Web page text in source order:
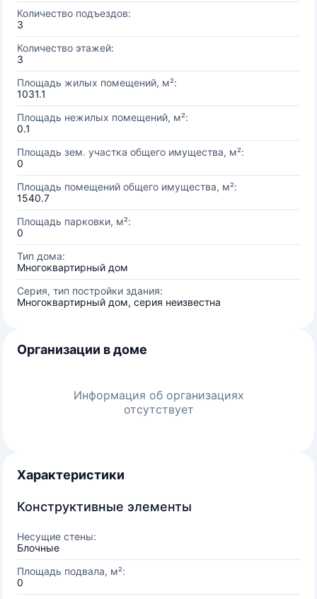
Количество подъездов:
3
Количество этажей:
3
Площадь жилых помещений, м²:
1031.1
Площадь нежилых помещений, м²:
0.1
Площадь зем. участка общего имущества, м²:
0
Площадь помещений общего имущества, м²:
1540.7
Площадь парковки, м²:
0
Тип дома:
Многоквартирный дом
Серия, тип постройки здания:
Многоквартирный дом, серия неизвестна
Организации в доме
Информация об организациях
отсутствует
Характеристики
Конструктивные элементы
Несущие стены:
Блочные
Площадь подвала, м²:
0